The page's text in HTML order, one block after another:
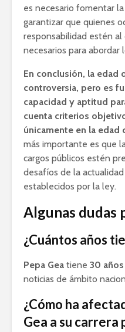
es necesario fomentar
garantizar que quienes
responsabilidad estén
necesarios para
En conclusión, la edad
controversia, pero es
capacidad y aptitud
cuenta criterios
únicamente en la edad
más importante es que
cargos públicos estén
desafíos de la
establecidos por la ley.
Algunas dudas
¿Cuántos años
Pepa Gea tiene 30 años
noticias de ámbito
¿Cómo ha
Gea a su carrera